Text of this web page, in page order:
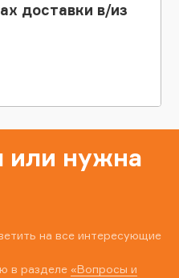
доставки в/из
или нужна
на все интересующие
в разделе «Вопросы и